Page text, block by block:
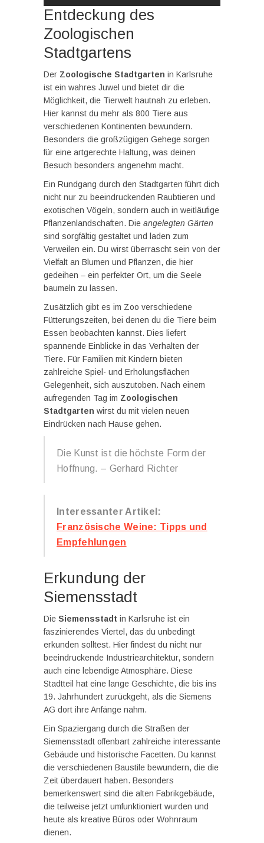
Entdeckung des
Zoologischen
Stadtgartens
Der Zoologische Stadtgarten in Karlsruhe
ist ein wahres Juwel und bietet dir die
Möglichkeit, die Tierwelt hautnah zu erleben.
Hier kannst du mehr als 800 Tiere aus
verschiedenen Kontinenten bewundern.
Besonders die großzügigen Gehege sorgen
für eine artgerechte Haltung, was deinen
Besuch besonders angenehm macht.
Ein Rundgang durch den Stadtgarten führt dich
nicht nur zu beeindruckenden Raubtieren und
exotischen Vögeln, sondern auch in weitläufige
Pflanzenlandschaften. Die angelegten Gärten
sind sorgfältig gestaltet und laden zum
Verweilen ein. Du wirst überrascht sein von der
Vielfalt an Blumen und Pflanzen, die hier
gedeihen – ein perfekter Ort, um die Seele
baumeln zu lassen.
Zusätzlich gibt es im Zoo verschiedene
Fütterungszeiten, bei denen du die Tiere beim
Essen beobachten kannst. Dies liefert
spannende Einblicke in das Verhalten der
Tiere. Für Familien mit Kindern bieten
zahlreiche Spiel- und Erholungsflächen
Gelegenheit, sich auszutoben. Nach einem
aufregenden Tag im Zoologischen
Stadtgarten wirst du mit vielen neuen
Eindrücken nach Hause gehen.
Die Kunst ist die höchste Form der
Hoffnung. – Gerhard Richter
Interessanter Artikel:
Französische Weine: Tipps und
Empfehlungen
Erkundung der
Siemensstadt
Die Siemensstadt in Karlsruhe ist ein
faszinierendes Viertel, das du unbedingt
erkunden solltest. Hier findest du nicht nur
beeindruckende Industriearchitektur, sondern
auch eine lebendige Atmosphäre. Diese
Stadtteil hat eine lange Geschichte, die bis ins
19. Jahrhundert zurückgeht, als die Siemens
AG dort ihre Anfänge nahm.
Ein Spaziergang durch die Straßen der
Siemensstadt offenbart zahlreiche interessante
Gebäude und historische Facetten. Du kannst
die verschiedenen Baustile bewundern, die die
Zeit überdauert haben. Besonders
bemerkenswert sind die alten Fabrikgebäude,
die teilweise jetzt umfunktioniert wurden und
heute als kreative Büros oder Wohnraum
dienen.